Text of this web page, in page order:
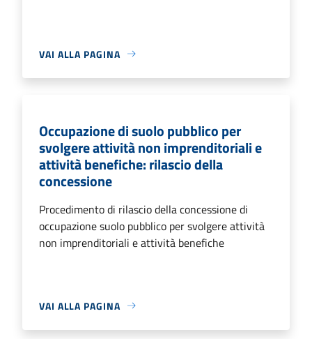
VAI ALLA PAGINA
Occupazione di suolo pubblico per
svolgere attività non imprenditoriali e
attività benefiche: rilascio della
concessione
Procedimento di rilascio della concessione di
occupazione suolo pubblico per svolgere attività
non imprenditoriali e attività benefiche
VAI ALLA PAGINA